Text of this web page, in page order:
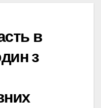
в
з